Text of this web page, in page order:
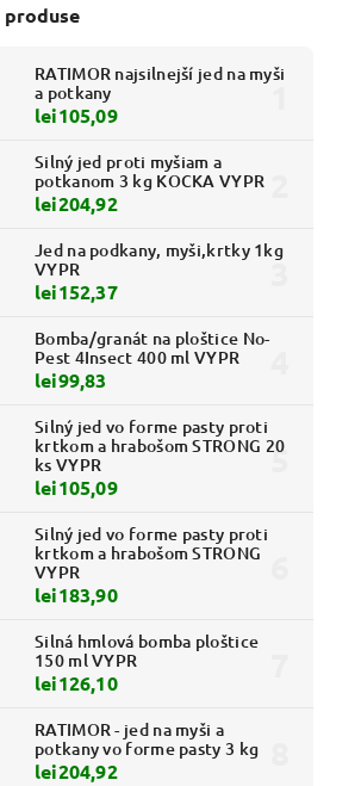
produse
RATIMOR najsilnejší jed na myši
a potkany
lei105,09
Silný jed proti myšiam a
potkanom 3 kg KOCKA VYPR
lei204,92
Jed na podkany, myši,krtky 1kg
VYPR
lei152,37
Bomba/granát na ploštice No-
Pest 4Insect 400 ml VYPR
lei99,83
Silný jed vo forme pasty proti
krtkom a hrabošom STRONG 20
ks VYPR
lei105,09
Silný jed vo forme pasty proti
krtkom a hrabošom STRONG
VYPR
lei183,90
Silná hmlová bomba ploštice
150 ml VYPR
lei126,10
RATIMOR - jed na myši a
potkany vo forme pasty 3 kg
lei204,92